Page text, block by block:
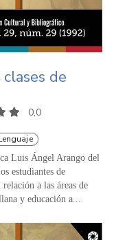
de
0,0
Luis Ángel Arango del
estudiantes de
a las áreas de
y educación a...